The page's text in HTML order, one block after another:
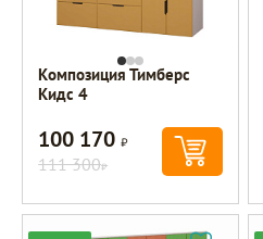
Композиция Тимберс
Кидс 4
100 170Р
111 300Р